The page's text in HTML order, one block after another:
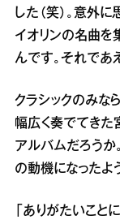
した（笑）。意外
イオリンの名曲を
んです。それであ
クラシックのみな
幅広く奏でてきた
アルバムだろうか
の動機になったよ
「ありがたいこと